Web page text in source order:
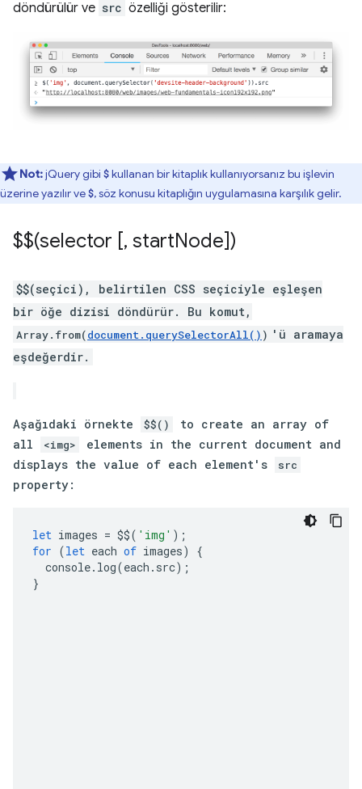
döndürülür ve src özelliği gösterilir:
Not:jQuery gibi $kullanan bir kitaplık kullanıyorsanız bu işlevin
üzerine yazılır ve$, söz konusu kitaplığın uygulamasına karşılık gelir.
$$(selector [, startNode])
$$(seçici), belirtilen CSS seçiciyle eşleşen
bir öğe dizisi döndürür. Bu komut,
Array.from(document.querySelectorAll() ) 'ü aramaya
eşdeğerdir.
Aşağıdaki örnekte $$()
to create an array of
all
<img>
elements in the current document and
displays the value of each element's
src
property:
let images = $$( 'img' );
for (let each of images)
{
console. log(each . src);
}